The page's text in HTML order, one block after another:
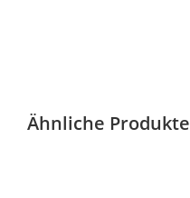
Ähnliche Produkte